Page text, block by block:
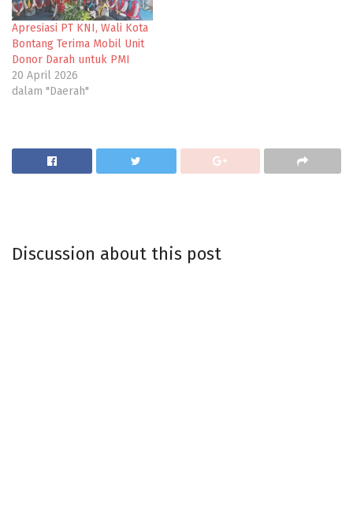
Apresiasi PT KNI, Wali Kota
Bontang Terima Mobil Unit
Donor Darah untuk PMI
20 April 2026
dalam "Daerah"
Discussion about this post